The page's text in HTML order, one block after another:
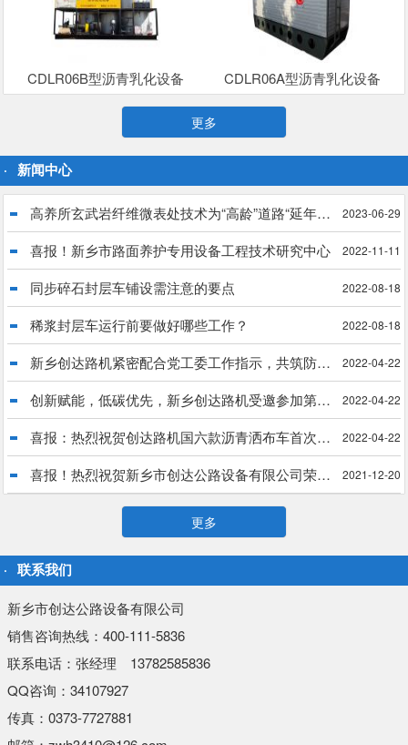
CDLR06B型沥青乳化设备 CDLR06A型沥青乳化设备
更多
新闻中心
高养所玄武岩纤维微表处技术为“高龄”道路“延年益寿” 2023-06-29
喜报！新乡市路面养护专用设备工程技术研究中心 2022-11-11
同步碎石封层车铺设需注意的要点 2022-08-18
稀浆封层车运行前要做好哪些工作？ 2022-08-18
新乡创达路机紧密配合党工委工作指示，共筑防疫长城 2022-04-22
创新赋能，低碳优先，新乡创达路机受邀参加第34届中国乳化沥青技术大会 2022-04-22
喜报：热烈祝贺创达路机国六款沥青洒布车首次出口菲律宾 2022-04-22
喜报！热烈祝贺新乡市创达公路设备有限公司荣获“国家科技型中小企业”殊荣 2021-12-20
更多
联系我们
新乡市创达公路设备有限公司
销售咨询热线：400-111-5836
联系电话：张经理 13782585836
QQ咨询：34107927
传真：0373-7727881